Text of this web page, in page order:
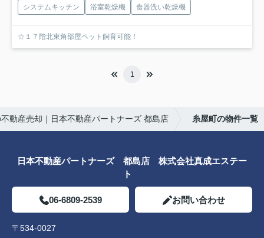
システムキッチン
浴室乾燥機 食器洗い乾燥機
☆１７階北東角部屋ペット飼育可能！
1
動産売却｜日本不動産パートナーズ 都島店 糸屋町の物件一覧
日本不動産パートナーズ 都島店 株式会社真成エステー
ト
06-6809-2539 お問い合わせ
〒534-0027